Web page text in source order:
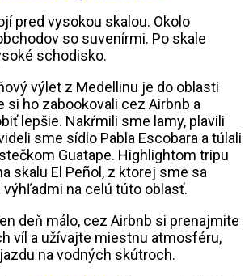
výlet z Medellinu je do oblasti
si ho zabookovali cez Airbnb a
lepšie. Nakŕmili sme lamy, plavili
sme sídlo Pabla Escobara a túlali
Guatape. Highlightom tripu
skalu El Peñol, z ktorej sme sa
na celú túto oblasť.
deň málo, cez Airbnb si prenajmite
víl a užívajte miestnu atmosféru,
na vodných skútroch.